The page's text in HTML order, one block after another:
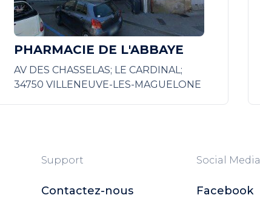
PHARMACIE DE L'ABBAYE
AV DES CHASSELAS; LE CARDINAL;
34750 VILLENEUVE-LES-MAGUELONE
Support
Contactez-nous
Social Media
Facebook